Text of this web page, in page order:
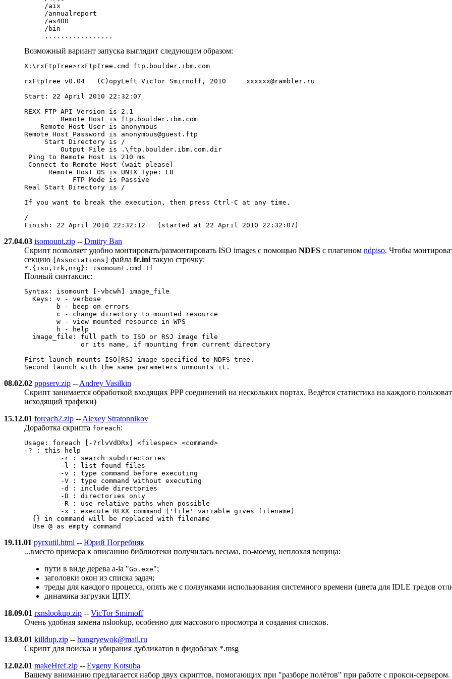
     /aix
     /annualreport
     /as400
     /bin
Возможный вариант запуска выглядит следующим образом:
X:\rxFtpTree>rxFtpTree.cmd ftp.boulder.ibm.com
rxFtpTree v0.04   (C)opyLeft VicTor Smirnoff, 2010     xxxxxx@rambler.ru
Start: 22 April 2010 22:32:07
REXX FTP API Version is 2.1
         Remote Host is ftp.boulder.ibm.com
    Remote Host User is anonymous
Remote Host Password is anonymous@guest.ftp
     Start Directory is /
         Output File is .\ftp.boulder.ibm.com.dir
Ping to Remote Host is 210 ms
Connect to Remote Host (wait please)
      Remote Host OS is UNIX Type: L8
            FTP Mode is Passive
Real Start Directory is /
If you want to break the execution, then press Ctrl-C at any time.
/
27.04.03 isomount.zip -- Dmitry Ban
Скрипт позволяет удобно монтировать/размонтировать ISO images с помощью NDFS с плагином ndpiso. Чтобы
секцию
[Associations] файла fc.ini такую строчку:
*.{iso,trk,nrg}: isomount.cmd !f
Полный синтаксис:
Syntax: isomount [-vbcwh] image_file
  Keys: v - verbose
        b - beep on errors
        c - change directory to mounted resource
        w - view mounted resource in WPS
        h - help
  image_file: full path to ISO or RSJ image file
              or its name, if mounting from current directory
First launch mounts ISO|RSJ image specified to NDFS tree.
08.02.02 pppserv.zip -- Andrey Vasilkin
Скрипт занимается обработкой входящих PPP соединений на нескольких портах. Ведётся статистика на каждого
исходящий трафики)
15.12.01 foreach2.zip -- Alexey Stratonnikov
Доработка скрипта foreach:
Usage: foreach [-?rlvVdDRx] <filespec> <command>
-? : this help
         -r : search subdirectories
         -l : list found files
         -v : type command before executing
         -V : type command without executing
         -d : include directories
         -D : directories only
         -R : use relative paths when possible
         -x : execute REXX command ('file' variable gives filename)
  {} in command will be replaced with filename
19.11.01 pyrxutil.html -- Юрий Погребняк
...вместо примера к описанию библиотеки получилась весьма, по-моему, неплохая вещица:
пути в виде дерева a-la "Go.exe";
заголовки окон из списка задач;
треды для каждого процесса, опять же с ползунками использования системного времени (цвета для IDLE тредов
динамика загрузки ЦПУ.
18.09.01 rxnslookup.zip -- VicTor Smirnoff
Очень удобная замена nslookup, особенно для массового просмотра и создания списков.
13.03.01 killdup.zip -- hungryewok@mail.ru
Скрипт для поиска и убирания дубликатов в фидобазах *.msg
12.02.01 makeHref.zip -- Evgeny Kotsuba
Вашему вниманию предлагается набор двух скриптов, помогающих при "разборе полётов" при работе с прокси-